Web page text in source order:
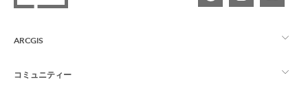
ARCGIS
ArcGIS の概要
コミュニティー